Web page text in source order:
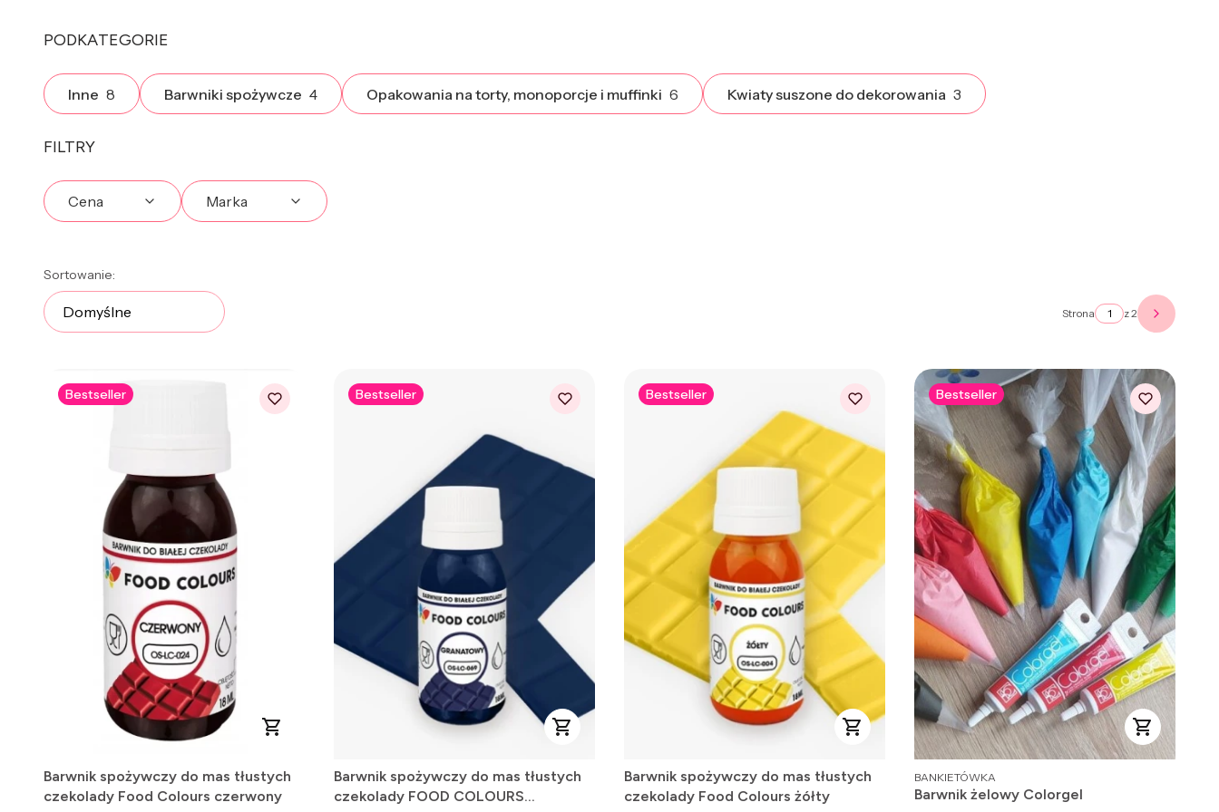
PODKATEGORIE
Inne 8 Barwniki spożywcze 4 Opakowania na torty, monoporcje i muffinki 6 Kwiaty suszone do dekorowania 3
FILTRY
Cena Marka
Lista produktów
Sortowanie:
Domyślne Strona z 2 Następne
Bestseller
Barwnik spożywczy do mas tłustych
czekolady Food Colours czerwony
Bestseller
Barwnik spożywczy do mas tłustych
czekolady FOOD COLOURS
Bestseller
Barwnik spożywczy do mas tłustych
czekolady Food Colours żółty
Bestseller
PRODUCENT
BANKIETÓWKA
Barwnik żelowy Colorgel